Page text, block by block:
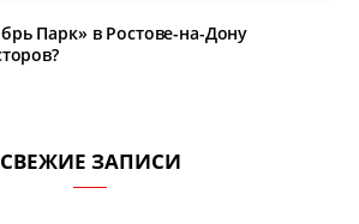
Парк» в Ростове-на-Дону
СВЕЖИЕ ЗАПИСИ